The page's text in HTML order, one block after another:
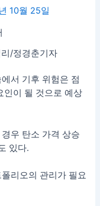
10월 25일
/정경춘기자
서 기후 위험은 점
인이 될 것으로 예상
우 탄소 가격 상승
있다.
리오의 관리가 필요